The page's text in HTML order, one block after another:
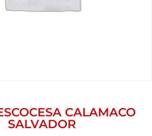
CALAMACO
SALVADOR